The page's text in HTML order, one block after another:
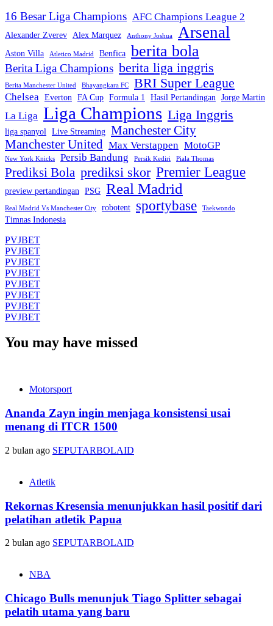
16 Besar Liga Champions AFC Champions League 2
Alexander Zverev Alex Marquez Anthony Joshua Arsenal
Aston Villa Atletico Madrid Benfica berita bola
Berita Liga Champions berita liga inggris
Berita Manchester United Bhayangkara FC BRI Super League
Chelsea Everton FA Cup Formula 1 Hasil Pertandingan Jorge Martin
La Liga Liga Champions Liga Inggris
liga spanyol Live Streaming Manchester City
Manchester United Max Verstappen MotoGP
New York Knicks Persib Bandung Persik Kediri Piala Thomas
Prediksi Bola prediksi skor Premier League
preview pertandingan PSG Real Madrid
Real Madrid Vs Manchester City robotent sportybase Taekwondo
Timnas Indonesia
PVJBET
PVJBET
PVJBET
PVJBET
PVJBET
PVJBET
PVJBET
PVJBET
You may have missed
Motorsport
Ananda Zayn ingin menjaga konsistensi usai
menang di ITCR 1500
2 bulan ago SEPUTARBOLAID
Atletik
Rekornas Kresensia menunjukkan hasil positif dari
pelatihan atletik Papua
2 bulan ago SEPUTARBOLAID
NBA
Chicago Bulls menunjuk Tiago Splitter sebagai
pelatih utama yang baru